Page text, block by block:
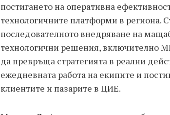
постигането на оперативна
технологичните платформи в региона.
последователното внедряване на
технологични решения, включително
да превръща стратегията в реални
ежедневната работа на екипите и
клиентите и пазарите в ЦИЕ.